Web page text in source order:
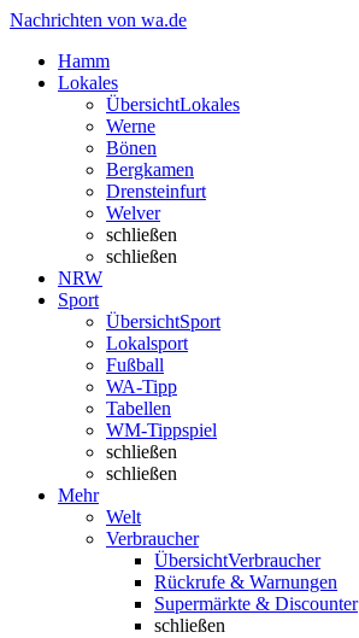
Nachrichten von wa.de
Hamm
Lokales
ÜbersichtLokales
Werne
Bönen
Bergkamen
Drensteinfurt
Welver
schließen
schließen
NRW
Sport
ÜbersichtSport
Lokalsport
Fußball
WA-Tipp
Tabellen
WM-Tippspiel
schließen
schließen
Mehr
Welt
Verbraucher
ÜbersichtVerbraucher
Rückrufe & Warnungen
Supermärkte & Discounter
schließen